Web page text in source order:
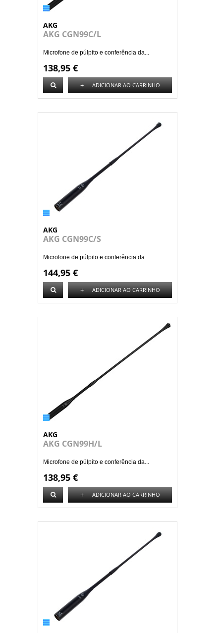
AKG
AKG CGN99C/L
Microfone de púlpito e conferência da...
138,95 €
+ ADICIONAR AO CARRINHO
AKG
AKG CGN99C/S
Microfone de púlpito e conferência da...
144,95 €
+ ADICIONAR AO CARRINHO
AKG
AKG CGN99H/L
Microfone de púlpito e conferência da...
138,95 €
+ ADICIONAR AO CARRINHO